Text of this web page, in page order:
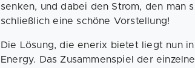
senken, und dabei den Strom, den man
schließlich eine schöne Vorstellung!
Die Lösung, die enerix bietet liegt nun
Energy. Das Zusammenspiel der